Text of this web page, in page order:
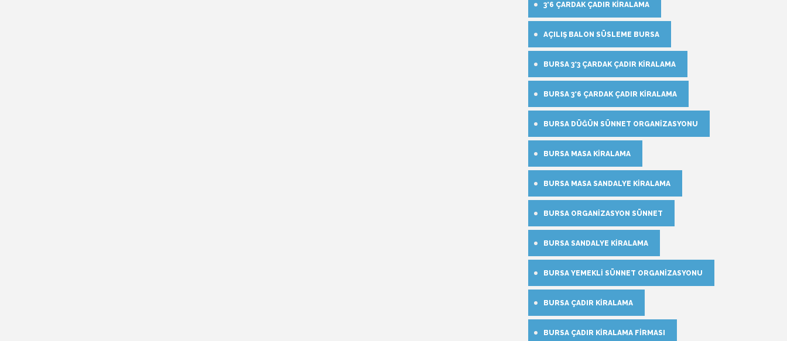
3*6 ÇARDAK ÇADIR KIRALAMA
AÇILIŞ BALON SÜSLEME BURSA
BURSA 3*3 ÇARDAK ÇADIR KIRALAMA
BURSA 3*6 ÇARDAK ÇADIR KIRALAMA
BURSA DÜĞÜN SÜNNET ORGANIZASYONU
BURSA MASA KIRALAMA
BURSA MASA SANDALYE KIRALAMA
BURSA ORGANIZASYON SÜNNET
BURSA SANDALYE KIRALAMA
BURSA YEMEKLI SÜNNET ORGANIZASYONU
BURSA ÇADIR KIRALAMA
BURSA ÇADIR KIRALAMA FIRMASI